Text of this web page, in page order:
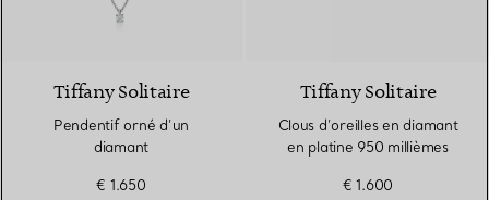
Tiffany Solitaire
Pendentif orné d’un
diamant
€ 1.650
Tiffany Solitaire
Clous d’oreilles en diamant
en platine 950 millièmes
€ 1.600